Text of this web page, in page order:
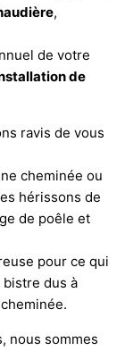
,
de votre
de
ravis de vous
cheminée ou
hérissons de
de poêle et
pour ce qui
dus à
nous sommes